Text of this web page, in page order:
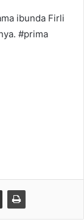
ibunda Firli
#prima